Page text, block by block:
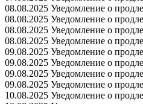
08.08.2025 Уведомление о
08.08.2025 Уведомление о
08.08.2025 Уведомление о
08.08.2025 Уведомление о
09.08.2025 Уведомление о
09.08.2025 Уведомление о
09.08.2025 Уведомление о
09.08.2025 Уведомление о
10.08.2025 Уведомление о